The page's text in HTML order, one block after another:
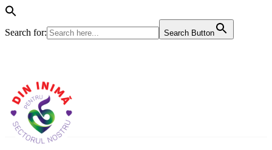
Search for: Search Button